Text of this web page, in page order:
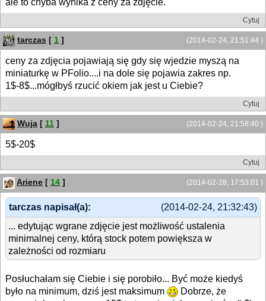
Cytuj
(2014-02-24, 21:51:44 )
tarczas [ 1 ]
ceny za zdjęcia pojawiają się gdy się wjedzie myszą na
miniaturkę w PFolio....i na dole się pojawia zakres np.
1$-8$...mógłbyś rzucić okiem jak jest u Ciebie?
Cytuj
(2014-02-24, 21:58:40 )
Wuja [ 11 ]
5$-20$
Cytuj
(2014-02-28, 17:53:01 )
Ariene [ 14 ]
(2014-02-24, 21:32:43)
tarczas napisał(a):
... edytując wgrane zdjęcie jest możliwość ustalenia
minimalnej ceny, którą stock potem powiększa w
zależności od rozmiaru
Posłuchałam się Ciebie i się porobiło... Być może kiedyś
było na minimum, dziś jest maksimum
Dobrze, że